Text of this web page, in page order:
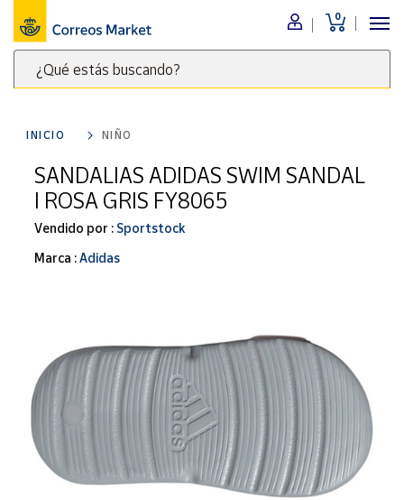
0
¿Qué estás buscando?
clave
para
buscar
productos
Correos
Menú
Nuestro
catálogo
Alimentación
Bebidas
Ocio y cultura
Juguetes y
Tienda de
Correos
Artesanía
Oficina y
Papelería
INICIO NIÑO
SANDALIAS ADIDAS SWIM SANDAL
I ROSA GRIS FY8065
Vendido por : Sportstock
Marca :Adidas